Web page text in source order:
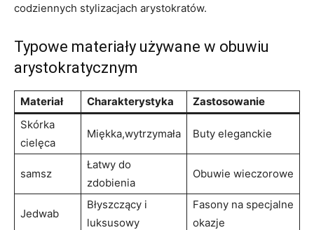
codziennych stylizacjach arystokratów.
Typowe materiały używane w obuwiu
arystokratycznym
Materiał Charakterystyka
Zastosowanie
Skórka
cielęca
Miękka,wytrzymała Buty eleganckie
samsz
Łatwy do
zdobienia
Obuwie wieczorowe
Jedwab
Błyszczący i
luksusowy
Fasony na specjalne
okazje